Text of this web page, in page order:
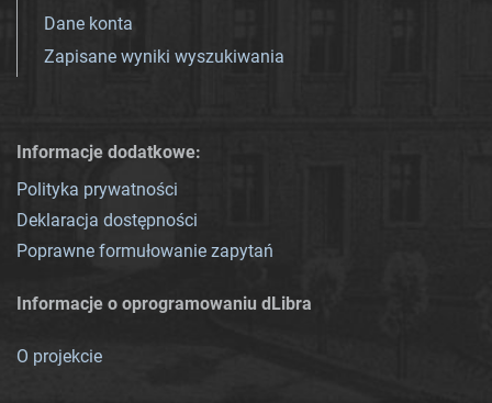
Dane konta
Zapisane wyniki wyszukiwania
Informacje dodatkowe:
Polityka prywatności
Deklaracja dostępności
Poprawne formułowanie zapytań
Informacje o oprogramowaniu dLibra
O projekcie